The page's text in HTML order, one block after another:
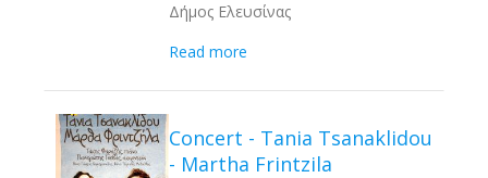
Δήμος Ελευσίνας
Read more
Concert - Tania Tsanaklidou
- Martha Frintzila